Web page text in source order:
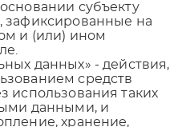
субъекту
зафиксированные на
и (или) ином
данных» - действия,
средств
использования таких
данными, и
хранение,